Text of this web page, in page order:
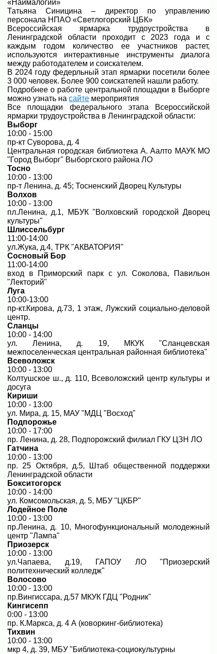
«Наймалогии»
Татьяна Синицина – директор по управлению
персонала НПАО «Светлогорский ЦБК»
Всероссийская ярмарка трудоустройства в
Ленинградской области проходит с 2023 года и с
каждым годом количество ее участников растет,
используются интерактивные инструменты диалога
между работодателем и соискателем.
В 2024 году федерльный этап ярмарки посетили более
3 000 человек. Более 900 соискателей нашли работу.
Подробнее о работе центральной площадки в Выборге
можно узнать на сайте мероприятия
Все площадки федерального этапа Всероссийской
ярмарки трудоустройства в Ленинградской области:
Выборг
10:00 - 15:00
пр-кт Суворова, д. 4
Центральная городская библиотека А. Аалто МАУК МО
"Город Выборг" Выборгского района ЛО
Тосно
10:00 - 13:00
пр-т Ленина, д. 45; Тосненский Дворец Культуры
Волхов
10:00 - 13:00
пл.Ленина, д.1, МБУК "Волховский городской Дворец
культуры"
Шлиссельбург
11:00-14:00
ул.Жука, д.4, ТРК "АКВАТОРИЯ"
Сосновый Бор
11:00-14:00
вход в Приморский парк с ул. Соколова, Павильон
"Лекторий"
Луга
10:00-13:00
пр-кт.Кирова, д.73, 1 этаж, Лужский социально-деловой
центр.
Сланцы
10:00 - 14:00
ул. Ленина, д. 19, МКУК "Сланцевская
межпоселенческая центральная районная библиотека"
Всеволожск
10:00 - 13:00
Колтушское ш., д. 110, Всеволожский центр культуры и
досуга
Кириши
10:00 - 13:00
ул. Мира, д. 15, МАУ "МДЦ "Восход"
Подпорожье
10:00 - 17:00
пр. Ленина, д. 28, Подпорожский филиал ГКУ ЦЗН ЛО
Гатчина
10:00 - 13:00
пр. 25 Октября, д.5, Штаб общественной поддержки
Ленинградской области
Бокситогорск
10:00 - 14:00
ул. Комсомольская, д. 5, МБУ "ЦКБР"
Лодейное Поле
10:00 - 13:00
пр.Ленина, д. 10, Многофункциональный молодежный
центр "Лампа"
Приозерск
10:00 - 13:00
ул.Чапаева, д.19, ГАПОУ ЛО "Приозерский
политехнический колледж"
Волосово
10:00 - 13:00
пр.Вингиссара, д.57 МКУК ГДЦ "Родник"
Кингисепп
0:00 - 13:00
пр. К.Маркса, д. 4 А (коворкинг-библиотека)
Тихвин
10:00 - 13:00
мкр 4, д. 39, МБУ "Библиотека-социокультурны